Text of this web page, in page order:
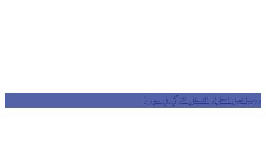
روسيا تعيق استمرار التدخل التركي في سوريا